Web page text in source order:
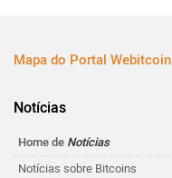
Mapa do Portal Webitcoin
Notícias
Home de Notícias
Notícias sobre Bitcoins